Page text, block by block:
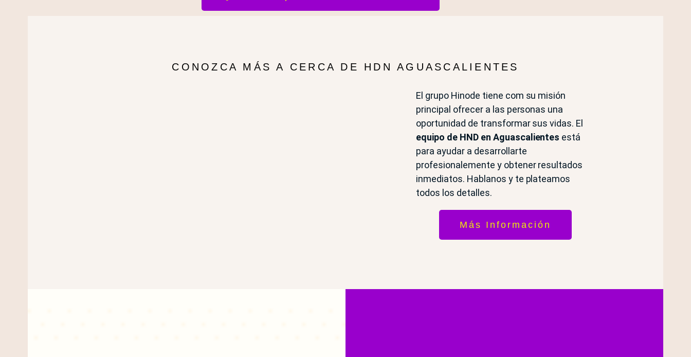
CONOZCA MÁS A CERCA DE HDN AGUASCALIENTES
El grupo Hinode tiene com su misión
principal ofrecer a las personas una
oportunidad de transformar sus vidas. El
equipo de HND en Aguascalientes está
para ayudar a desarrollarte
profesionalemente y obtener resultados
inmediatos. Hablanos y te plateamos
todos los detalles.
Más Información